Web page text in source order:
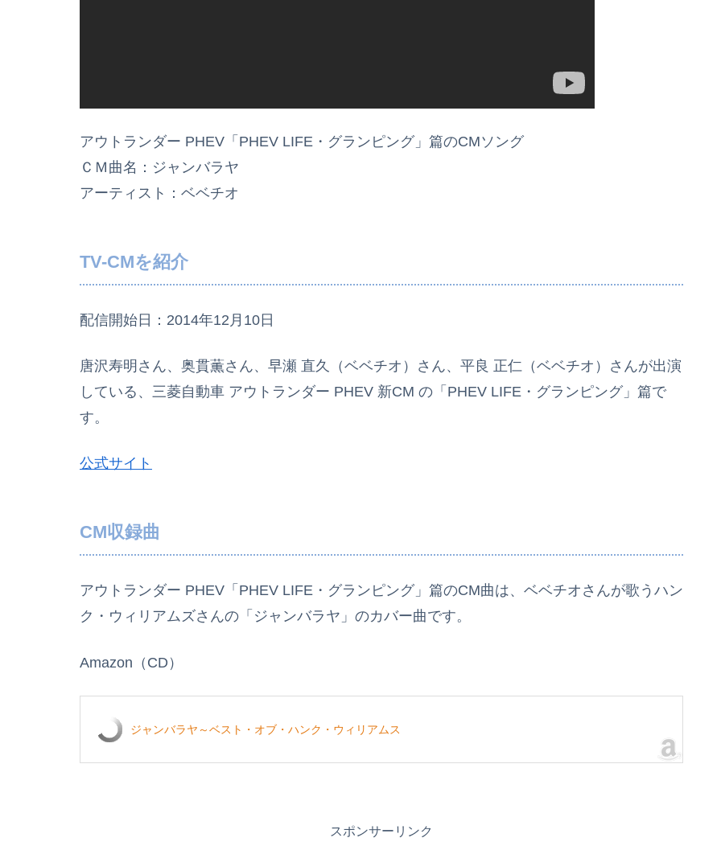
アウトランダー PHEV「PHEV LIFE・グランピング」篇のCMソング
ＣＭ曲名：ジャンバラヤ
アーティスト：ベベチオ
TV-CMを紹介
配信開始日：2014年12月10日
唐沢寿明さん、奥貫薫さん、早瀬 直久（ベベチオ）さん、平良 正仁（ベベチオ）さんが出演
している、三菱自動車 アウトランダー PHEV 新CM の「PHEV LIFE・グランピング」篇で
す。
公式サイト
CM収録曲
アウトランダー PHEV「PHEV LIFE・グランピング」篇のCM曲は、ベベチオさんが歌うハン
ク・ウィリアムズさんの「ジャンバラヤ」のカバー曲です。
Amazon（CD）
ジャンバラヤ～ベスト・オブ・ハンク・ウィリアムス
スポンサーリンク